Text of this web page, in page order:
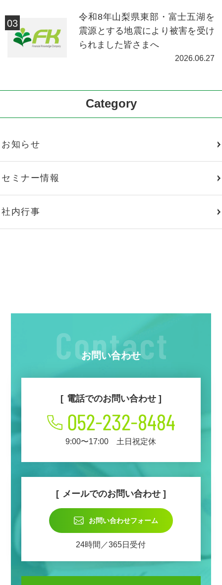
令和8年山梨県東部・富士五湖を
震源とする地震により被害を受け
られました皆さまへ
2026.06.27
Category
お知らせ
セミナー情報
社内行事
お問い合わせ
電話でのお問い合わせ
9:00〜17:00 土日祝定休
メールでのお問い合わせ
お問い合わせフォーム
24時間／365日受付